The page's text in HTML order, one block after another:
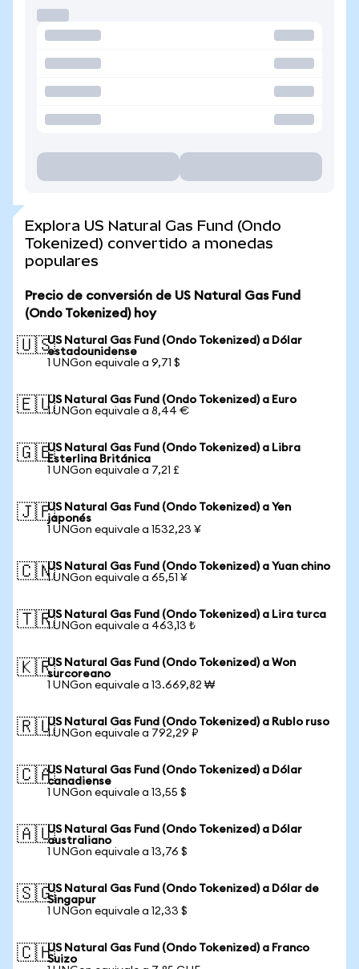
Explora US Natural Gas Fund (Ondo
Tokenized) convertido a monedas
populares
Precio de conversión de US Natural Gas Fund
(Ondo Tokenized) hoy
🇺🇸US Natural Gas Fund (Ondo Tokenized) a Dólar
estadounidense
1 UNGon equivale a 9,71 $
🇪🇺US Natural Gas Fund (Ondo Tokenized) a Euro
1 UNGon equivale a 8,44 €
🇬🇧US Natural Gas Fund (Ondo Tokenized) a Libra
Esterlina Británica
1 UNGon equivale a 7,21 £
🇯🇵US Natural Gas Fund (Ondo Tokenized) a Yen
japonés
1 UNGon equivale a 1532,23 ¥
🇨🇳US Natural Gas Fund (Ondo Tokenized) a Yuan chino
1 UNGon equivale a 65,51 ¥
🇹🇷US Natural Gas Fund (Ondo Tokenized) a Lira turca
1 UNGon equivale a 463,13 ₺
🇰🇷US Natural Gas Fund (Ondo Tokenized) a Won
surcoreano
1 UNGon equivale a 13.669,82 ₩
🇷🇺US Natural Gas Fund (Ondo Tokenized) a Rublo ruso
1 UNGon equivale a 792,29 ₽
🇨🇦US Natural Gas Fund (Ondo Tokenized) a Dólar
canadiense
1 UNGon equivale a 13,55 $
🇦🇺US Natural Gas Fund (Ondo Tokenized) a Dólar
australiano
1 UNGon equivale a 13,76 $
🇸🇬US Natural Gas Fund (Ondo Tokenized) a Dólar de
Singapur
1 UNGon equivale a 12,33 $
🇨🇭US Natural Gas Fund (Ondo Tokenized) a Franco
Suizo